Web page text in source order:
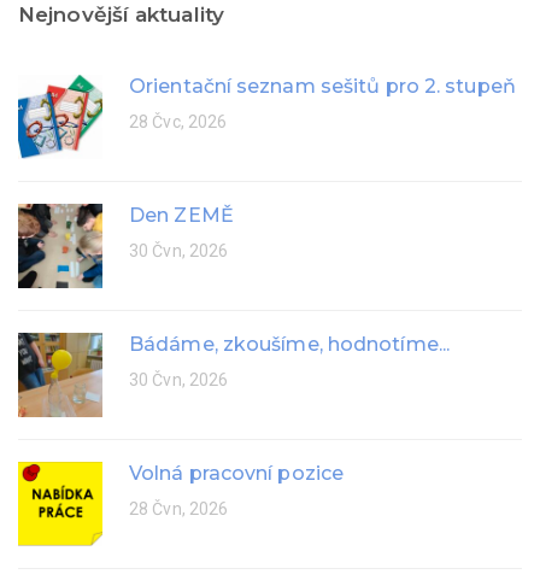
Nejnovější aktuality
Orientační seznam sešitů pro 2. stupeň
28 Čvc, 2026
Den ZEMĚ
30 Čvn, 2026
Bádáme, zkoušíme, hodnotíme...
30 Čvn, 2026
Volná pracovní pozice
28 Čvn, 2026